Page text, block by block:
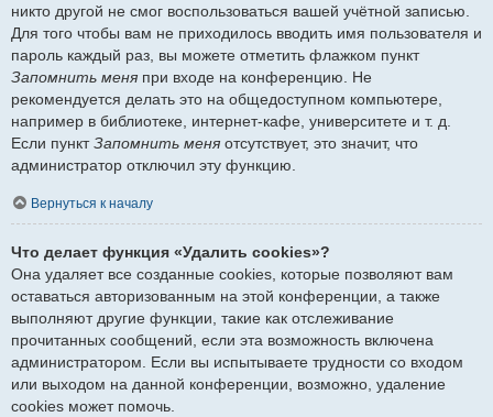
никто другой не смог воспользоваться вашей учётной записью.
Для того чтобы вам не приходилось вводить имя пользователя и
пароль каждый раз, вы можете отметить флажком пункт
Запомнить меня при входе на конференцию. Не
рекомендуется делать это на общедоступном компьютере,
например в библиотеке, интернет-кафе, университете и т. д.
Если пунктЗапомнить меня отсутствует, это значит, что
администратор отключил эту функцию.
Вернуться к началу
Что делает функция «Удалить cookies»?
Она удаляет все созданные cookies, которые позволяют вам
оставаться авторизованным на этой конференции, а также
выполняют другие функции, такие как отслеживание
прочитанных сообщений, если эта возможность включена
администратором. Если вы испытываете трудности со входом
или выходом на данной конференции, возможно, удаление
cookies может помочь.